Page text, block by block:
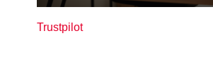
Trustpilot